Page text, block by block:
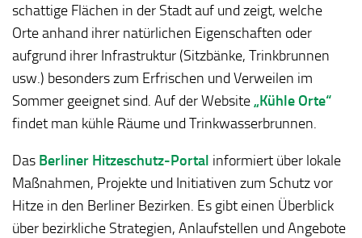
schattige Flächen in der Stadt auf und zeigt, welche
Orte anhand ihrer natürlichen Eigenschaften oder
aufgrund ihrer Infrastruktur (Sitzbänke, Trinkbrunnen
usw.) besonders zum Erfrischen und Verweilen im
Sommer geeignet sind. Auf der Website „Kühle Orte“
findet man kühle Räume und Trinkwasserbrunnen.
Das Berliner Hitzeschutz-Portal informiert über lokale
Maßnahmen, Projekte und Initiativen zum Schutz vor
Hitze in den Berliner Bezirken. Es gibt einen Überblick
über bezirkliche Strategien, Anlaufstellen und Angebote